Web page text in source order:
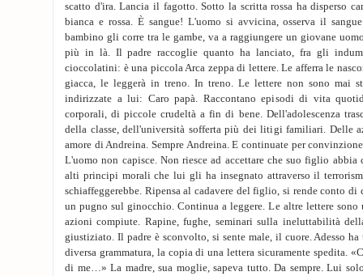
scatto d'ira. Lancia il fagotto. Sotto la scritta rossa ha disperso
bianca e rossa. È sangue! L'uomo si avvicina, osserva il
bambino gli corre tra le gambe, va a raggiungere un giovane
più in là. Il padre raccoglie quanto ha lanciato, fra gli
cioccolatini: è una piccola Arca zeppa di lettere. Le afferra le
giacca, le leggerà in treno. In treno. Le lettere non sono mai
indirizzate a lui: Caro papà. Raccontano episodi di vita
corporali, di piccole crudeltà a fin di bene. Dell'adolescenza
della classe, dell'università sofferta più dei litigi familiari. Delle
amore di Andreina. Sempre Andreina. E continuate per
L'uomo non capisce. Non riesce ad accettare che suo figlio
alti principi morali che lui gli ha insegnato attraverso il
schiaffeggerebbe. Ripensa al cadavere del figlio, si rende conto di
un pugno sul ginocchio. Continua a leggere. Le altre lettere sono
azioni compiute. Rapine, fughe, seminari sulla ineluttabilità
giustiziato. Il padre è sconvolto, si sente male, il cuore. Adesso
diversa grammatura, la copia di una lettera sicuramente spedita.
di me…» La madre, sua moglie, sapeva tutto. Da sempre. Lui